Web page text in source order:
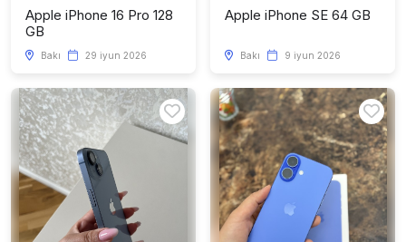
Apple iPhone 16 Pro 128
GB
Bakı 29 iyun 2026
Apple iPhone SE 64 GB
Bakı 9 iyun 2026